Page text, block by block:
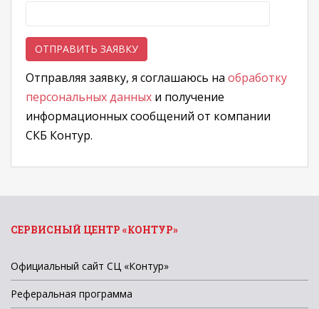
Отправляя заявку, я соглашаюсь на обработку
персональных данных и получение
информационных сообщений от компании
СКБ Контур.
СЕРВИСНЫЙ ЦЕНТР «КОНТУР»
Официальный сайт СЦ «Контур»
Реферальная программа